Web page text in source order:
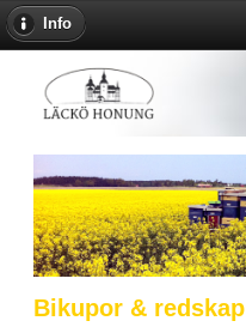
Info
Bikupor & redskap